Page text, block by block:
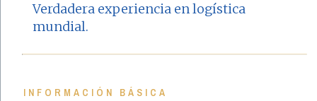
Verdadera experiencia en logística
mundial.
INFORMACIÓN BÁSICA